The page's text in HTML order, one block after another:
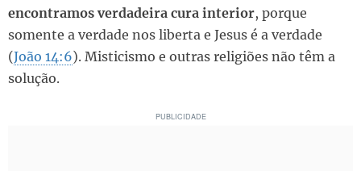
encontramos verdadeira cura interior, porque
somente a verdade nos liberta e Jesus é a verdade
(João 14:6). Misticismo e outras religiões não têm a
solução.